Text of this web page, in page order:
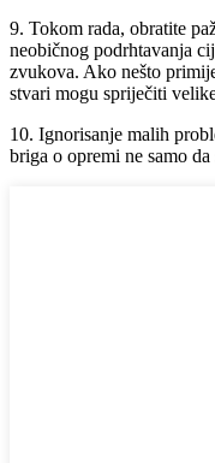
9. Tokom rada, obratite
neobičnog podrhtavanja
zvukova. Ako nešto
stvari mogu spriječiti
10. Ignorisanje malih
briga o opremi ne samo